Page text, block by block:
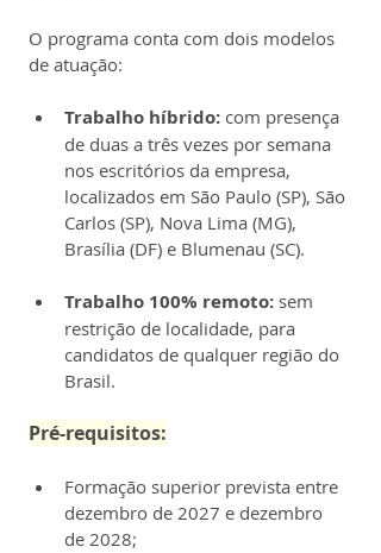
O programa conta com dois modelos
de atuação:
Trabalho híbrido: com presença
de duas a três vezes por semana
nos escritórios da empresa,
localizados em São Paulo (SP), São
Carlos (SP), Nova Lima (MG),
Brasília (DF) e Blumenau (SC).
Trabalho 100% remoto: sem
restrição de localidade, para
candidatos de qualquer região do
Brasil.
Pré-requisitos:
Formação superior prevista entre
dezembro de 2027 e dezembro
de 2028;